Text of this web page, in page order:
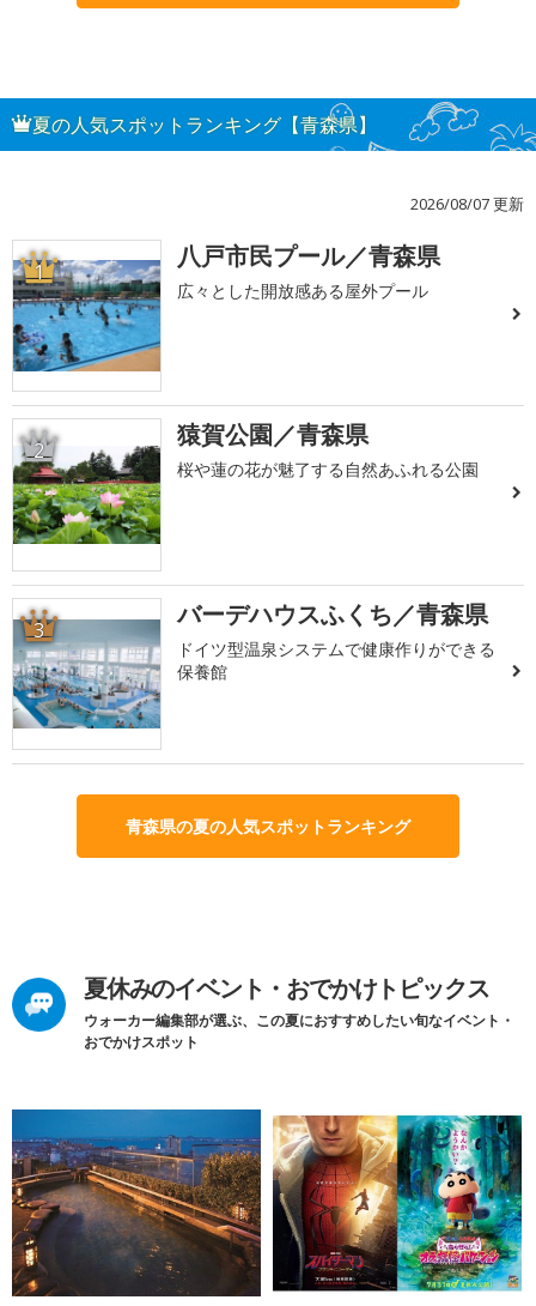
夏の人気スポットランキング【青森県】
2026/08/07 更新
1 八戸市民プール／青森県
広々とした開放感ある屋外プール
2 猿賀公園／青森県
桜や蓮の花が魅了する自然あふれる公園
3 バーデハウスふくち／青森県
ドイツ型温泉システムで健康作りができる
保養館
青森県の夏の人気スポットランキング
夏休みのイベント・おでかけトピックス
ウォーカー編集部が選ぶ、この夏におすすめしたい旬なイベント・
おでかけスポット